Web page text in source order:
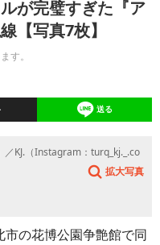
が完璧すぎた『ア
【写真7枚】
す。
送る
KJ.（Instagram：turq_kj._.co
拡大写真
の花博公園争艶館で同